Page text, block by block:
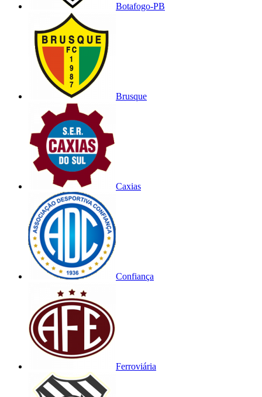
Botafogo-PB
Brusque
Caxias
Confiança
Ferroviária